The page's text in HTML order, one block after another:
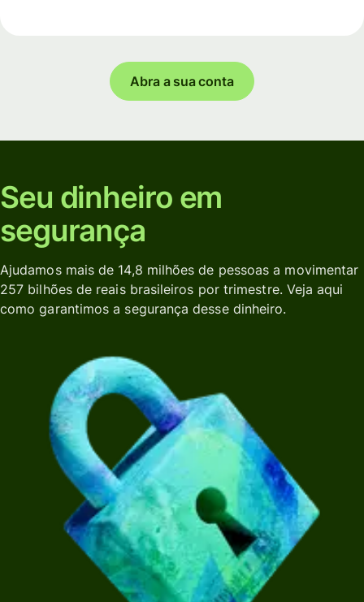
Abra a sua conta
Seu dinheiro em
segurança
Ajudamos mais de 14,8 milhões de pessoas a movimentar
257 bilhões de reais brasileiros por trimestre. Veja aqui
como garantimos a segurança desse dinheiro.